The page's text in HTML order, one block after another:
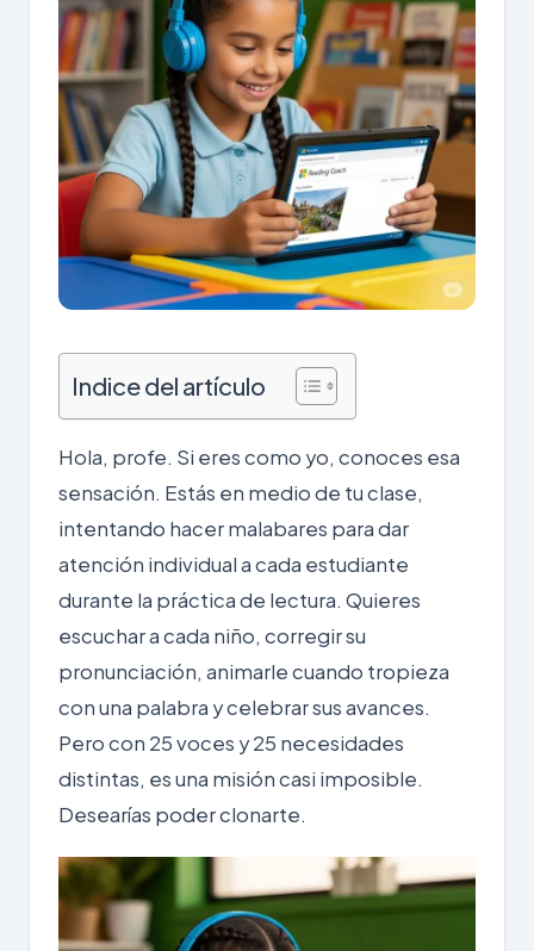
Indice del artículo
Hola, profe. Si eres como yo, conoces esa
sensación. Estás en medio de tu clase,
intentando hacer malabares para dar
atención individual a cada estudiante
durante la práctica de lectura. Quieres
escuchar a cada niño, corregir su
pronunciación, animarle cuando tropieza
con una palabra y celebrar sus avances.
Pero con 25 voces y 25 necesidades
distintas, es una misión casi imposible.
Desearías poder clonarte.